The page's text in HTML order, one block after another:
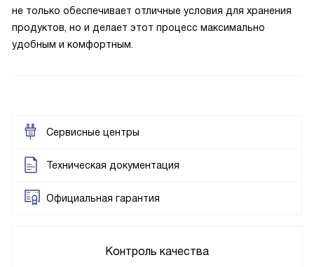
не только обеспечивает отличные условия для хранения
продуктов, но и делает этот процесс максимально
удобным и комфортным.
Сервисные центры
Техническая документация
Официальная гарантия
Контроль качества